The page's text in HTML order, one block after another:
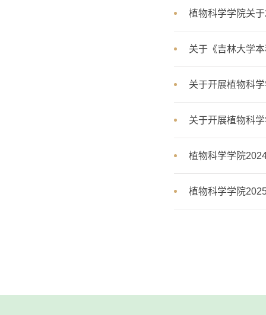
植物科学学院关
关于《吉林大学
关于开展植物科
关于开展植物科
植物科学学院
植物科学学院